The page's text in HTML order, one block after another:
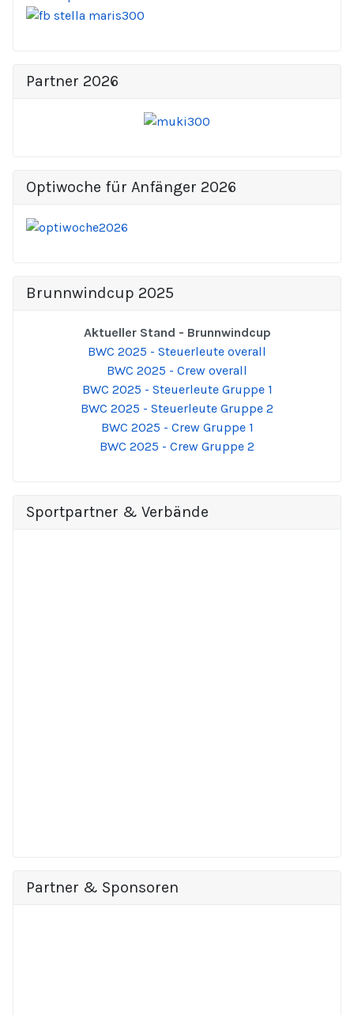
Partner 2026
Optiwoche für Anfänger 2026
Brunnwindcup 2025
Aktueller Stand - Brunnwindcup
BWC 2025 - Steuerleute overall
BWC 2025 - Crew overall
BWC 2025 - Steuerleute Gruppe 1
BWC 2025 - Steuerleute Gruppe 2
BWC 2025 - Crew Gruppe 1
BWC 2025 - Crew Gruppe 2
Sportpartner & Verbände
Partner & Sponsoren